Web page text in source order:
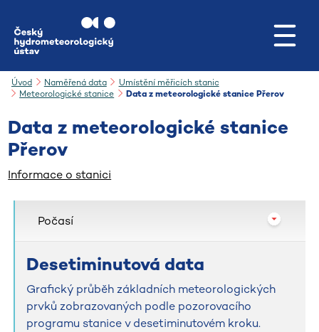
Úvod Naměřená data
Umístění měřicích stanic
Meteorologické stanice
Data z meteorologické stanice Přerov
Data z meteorologické stanice
Přerov
Informace o stanici
Počasí
Desetiminutová data
Grafický průběh základních meteorologických
prvků zobrazovaných podle pozorovacího
programu stanice v desetiminutovém kroku.